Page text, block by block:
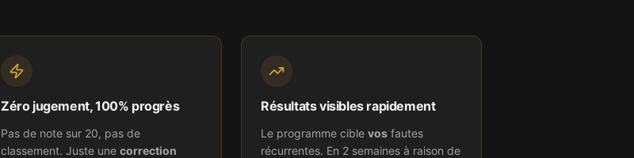
Zéro jugement, 100% progrès
Pas de note sur 20, pas de
classement. Juste une correction
Résultats visibles rapidement
Le programme cible vos fautes
récurrentes. En 2 semaines à raison de